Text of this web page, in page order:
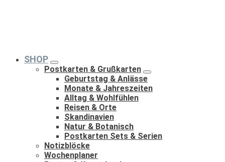
SHOP
Postkarten & Grußkarten
Geburtstag & Anlässe
Monate & Jahreszeiten
Alltag & Wohlfühlen
Reisen & Orte
Skandinavien
Natur & Botanisch
Postkarten Sets & Serien
Notizblöcke
Wochenplaner